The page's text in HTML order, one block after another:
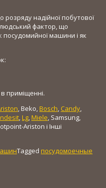
надійної побутової
людський фактор, що
машини і як
приміщенні.
, Beko, Bosch, Candy,
, Lg, Miele, Samsung,
Ariston і Інші
Tagged посудомоечные